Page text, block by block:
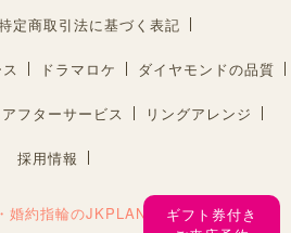
ギフト券付き
定商取引法に基づく表記
ドラマロケ ダイヤモンドの品質
アフターサービス リングアレンジ
採用情報
婚約指輪のJKPLANET®︎